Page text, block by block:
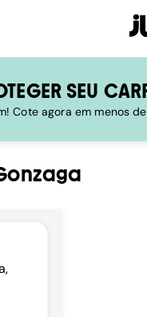
SEU
Cote agora em menos